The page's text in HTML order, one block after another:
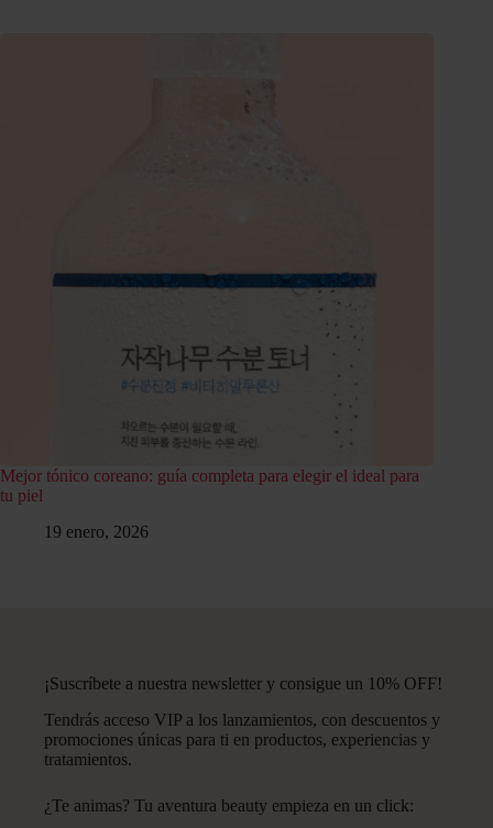
Mejor tónico coreano: guía completa para elegir el ideal para
tu piel
19 enero, 2026
¡Suscríbete a nuestra newsletter y consigue un 10% OFF!
Tendrás acceso VIP a los lanzamientos, con descuentos y
promociones únicas para ti en productos, experiencias y
tratamientos.
¿Te animas? Tu aventura beauty empieza en un click: